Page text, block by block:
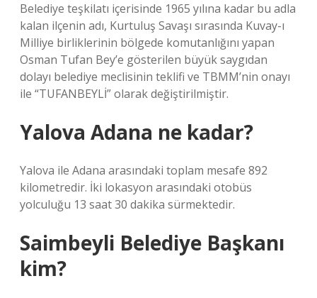
Belediye teşkilatı içerisinde 1965 yılına kadar bu adla
kalan ilçenin adı, Kurtuluş Savaşı sırasında Kuvay-ı
Milliye birliklerinin bölgede komutanlığını yapan
Osman Tufan Bey’e gösterilen büyük saygıdan
dolayı belediye meclisinin teklifi ve TBMM’nin onayı
ile “TUFANBEYLİ” olarak değiştirilmiştir.
Yalova Adana ne kadar?
Yalova ile Adana arasındaki toplam mesafe 892
kilometredir. İki lokasyon arasındaki otobüs
yolculuğu 13 saat 30 dakika sürmektedir.
Saimbeyli Belediye Başkanı
kim?